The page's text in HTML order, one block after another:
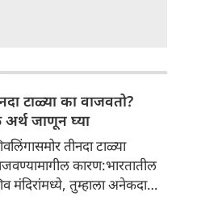
टाळ्या का वाजवतो?
अर्थ जाणून घ्या
तीनदा टाळ्या
कारण:भारतातील
मंदिरांमध्ये, तुम्हाला अनेकदा